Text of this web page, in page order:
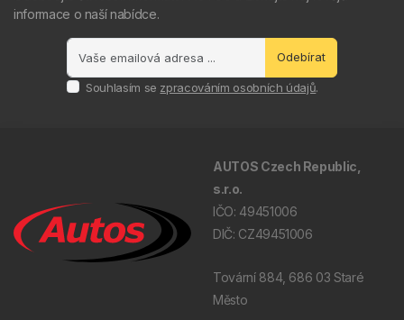
informace o naší nabídce.
Odebírat
Souhlasím se zpracováním osobních údajů.
AUTOS Czech Republic,
s.r.o.
IČO: 49451006
DIČ: CZ49451006
Tovární 884, 686 03 Staré
Město